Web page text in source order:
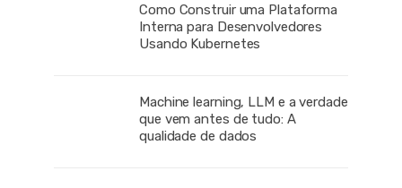
Como Construir uma Plataforma
Interna para Desenvolvedores
Usando Kubernetes
Machine learning, LLM e a verdade
que vem antes de tudo: A
qualidade de dados